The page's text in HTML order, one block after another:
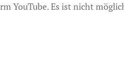
YouTube. Es ist nicht